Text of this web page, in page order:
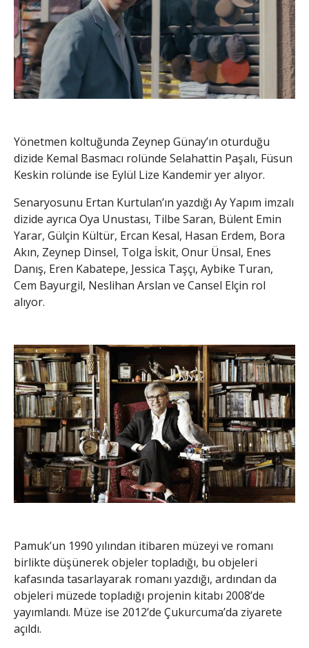
Yönetmen koltuğunda Zeynep Günay’ın oturduğu
dizide Kemal Basmacı rolünde Selahattin Paşalı, Füsun
Keskin rolünde ise Eylül Lize Kandemir yer alıyor.
Senaryosunu Ertan Kurtulan’ın yazdığı Ay Yapım imzalı
dizide ayrıca Oya Unustası, Tilbe Saran, Bülent Emin
Yarar, Gülçin Kültür, Ercan Kesal, Hasan Erdem, Bora
Akın, Zeynep Dinsel, Tolga İskit, Onur Ünsal, Enes
Danış, Eren Kabatepe, Jessica Taşçı, Aybike Turan,
Cem Bayurgil, Neslihan Arslan ve Cansel Elçin rol
alıyor.
Pamuk’un 1990 yılından itibaren müzeyi ve romanı
birlikte düşünerek objeler topladığı, bu objeleri
kafasında tasarlayarak romanı yazdığı, ardından da
objeleri müzede topladığı projenin kitabı 2008’de
yayımlandı. Müze ise 2012’de Çukurcuma’da ziyarete
açıldı.